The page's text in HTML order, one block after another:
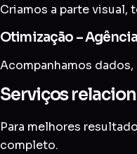
Criamos a parte visual,
Otimização –
Acompanhamos
Serviços
Para melhores
completo.